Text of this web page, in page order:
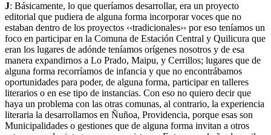
J: Básicamente, lo que queríamos desarrollar, era un proyecto
editorial que pudiera de alguna forma incorporar voces que no
estaban dentro de los proyectos ‹‹tradicionales›› por eso teníamos un
foco en participar en la Comuna de Estación Central y Quilicura que
eran los lugares de adónde teníamos orígenes nosotros y de esa
manera expandirnos a Lo Prado, Maipu, y Cerrillos; lugares que de
alguna forma recorríamos de infancia y que no encontrábamos
oportunidades para poder, de alguna forma, participar en talleres
literarios o en ese tipo de instancias. Con eso no quiero decir que
haya un problema con las otras comunas, al contrario, la experiencia
literaria la desarrollamos en Ñuñoa, Providencia, porque esas son
Municipalidades o gestiones que de alguna forma invitan a otros